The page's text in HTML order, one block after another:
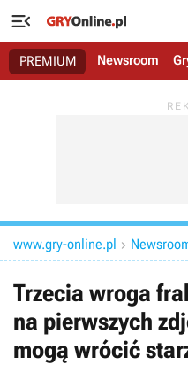

PREMIUM Newsroom
www.gry-online.pl 
Trzecia wroga
na pierwszych
mogą wrócić